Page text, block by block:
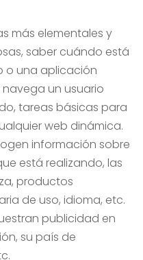
más elementales y
saber cuándo está
o una aplicación
un usuario
tareas básicas para
web dinámica.
información sobre
está realizando, las
productos
de uso, idioma, etc.
publicidad en
su país de